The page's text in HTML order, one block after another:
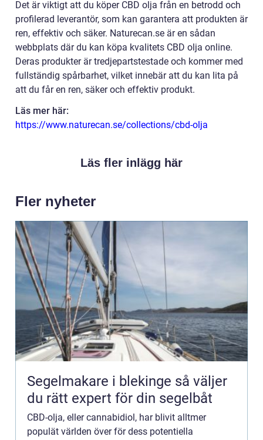
Det är viktigt att du köper CBD olja från en betrodd och
profilerad leverantör, som kan garantera att produkten är
ren, effektiv och säker. Naturecan.se är en sådan
webbplats där du kan köpa kvalitets CBD olja online.
Deras produkter är tredjepartstestade och kommer med
fullständig spårbarhet, vilket innebär att du kan lita på
att du får en ren, säker och effektiv produkt.
Läs mer här:
https://www.naturecan.se/collections/cbd-olja
Läs fler inlägg här
Fler nyheter
Segelmakare i blekinge så väljer
du rätt expert för din segelbåt
CBD-olja, eller cannabidiol, har blivit alltmer
populät världen över för dess potentiella